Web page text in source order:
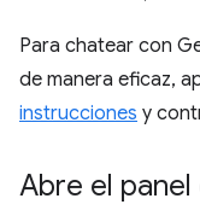
Para chatear con
de manera eficaz,
instrucciones y
Abre el